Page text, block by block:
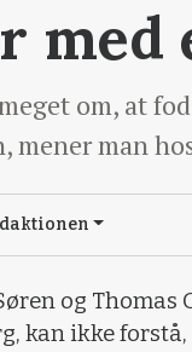
om, at
mener man
og Thomas
kan ikke